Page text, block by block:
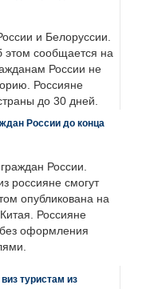
и Белоруссии.
этом сообщается на
России не
Россияне
до 30 дней.
России до конца
России.
россияне смогут
опубликована на
Россияне
без оформления
туристам из